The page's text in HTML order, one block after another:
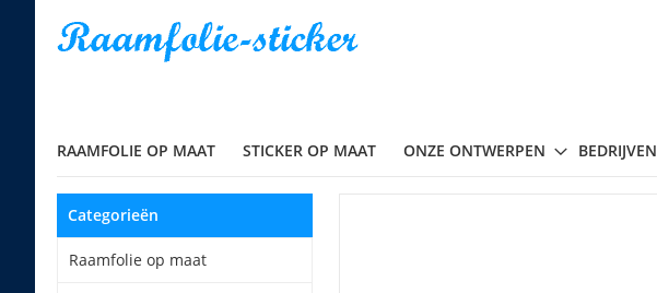
RAAMFOLIE OP MAAT STICKER OP MAAT ONZE ONTWERPEN BEDRIJVEN
Categorieën
Raamfolie op maat